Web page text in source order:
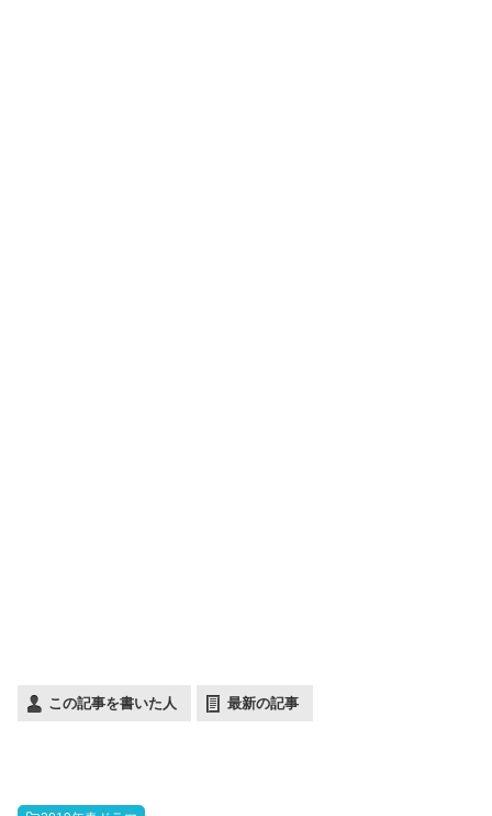
この記事を書いた人 最新の記事